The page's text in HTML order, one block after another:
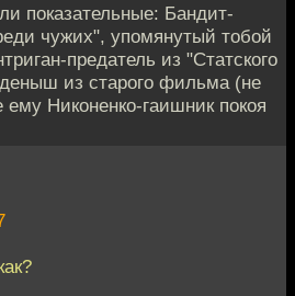
показательные: Бандит-
чужих", упомянутый тобой
предатель из "Статского
из старого фильма (не
Никоненко-гаишник покоя